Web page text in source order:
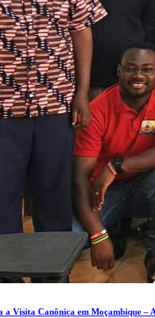
a Visita Canônica em Moçambique –